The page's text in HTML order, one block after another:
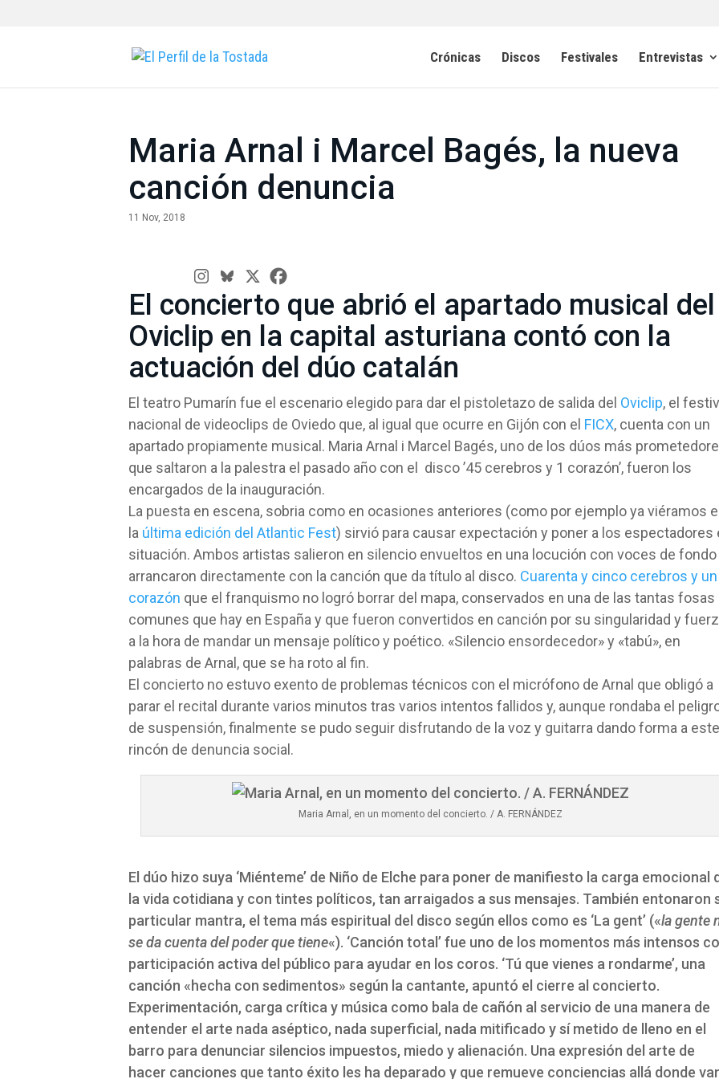
Crónicas Discos Festivales Entrevistas
Maria Arnal i Marcel Bagés, la nueva
canción denuncia
11 Nov, 2018
El concierto que abrió el apartado musical del
Oviclip en la capital asturiana contó con la
actuación del dúo catalán
El teatro Pumarín fue el escenario elegido para dar el pistoletazo de salida del Oviclip, el
nacional de videoclips de Oviedo que, al igual que ocurre en Gijón con el FICX, cuenta con un
apartado propiamente musical. Maria Arnal i Marcel Bagés, uno de los dúos más
que saltaron a la palestra el pasado año con el disco ’45 cerebros y 1 corazón’, fueron los
encargados de la inauguración.
La puesta en escena, sobria como en ocasiones anteriores (como por ejemplo ya viéramos
la última edición del Atlantic Fest) sirvió para causar expectación y poner a los espectadores
situación. Ambos artistas salieron en silencio envueltos en una locución con voces de fondo
arrancaron directamente con la canción que da título al disco. Cuarenta y cinco cerebros y un
corazón que el franquismo no logró borrar del mapa, conservados en una de las tantas fosas
comunes que hay en España y que fueron convertidos en canción por su singularidad y
a la hora de mandar un mensaje político y poético. «Silencio ensordecedor» y «tabú», en
palabras de Arnal, que se ha roto al fin.
El concierto no estuvo exento de problemas técnicos con el micrófono de Arnal que obligó a
parar el recital durante varios minutos tras varios intentos fallidos y, aunque rondaba el
de suspensión, finalmente se pudo seguir disfrutando de la voz y guitarra dando forma a este
rincón de denuncia social.
Maria Arnal, en un momento del concierto. / A. FERNÁNDEZ
El dúo hizo suya ‘Miénteme’ de Niño de Elche para poner de manifiesto la carga emocional
la vida cotidiana y con tintes políticos, tan arraigados a sus mensajes. También entonaron
particular mantra, el tema más espiritual del disco según ellos como es ‘La gent’ («la gente
se da cuenta del poder que tiene«). ‘Canción total’ fue uno de los momentos más intensos
participación activa del público para ayudar en los coros. ‘Tú que vienes a rondarme’, una
canción «hecha con sedimentos» según la cantante, apuntó el cierre al concierto.
Experimentación, carga crítica y música como bala de cañón al servicio de una manera de
entender el arte nada aséptico, nada superficial, nada mitificado y sí metido de lleno en el
barro para denunciar silencios impuestos, miedo y alienación. Una expresión del arte de
hacer canciones que tanto éxito les ha deparado y que remueve conciencias allá donde